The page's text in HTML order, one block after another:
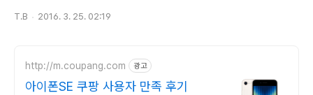
T.B 2016. 3. 25. 02:19
http://m.coupang.com 광고
아이폰SE 쿠팡 사용자 만족 후기